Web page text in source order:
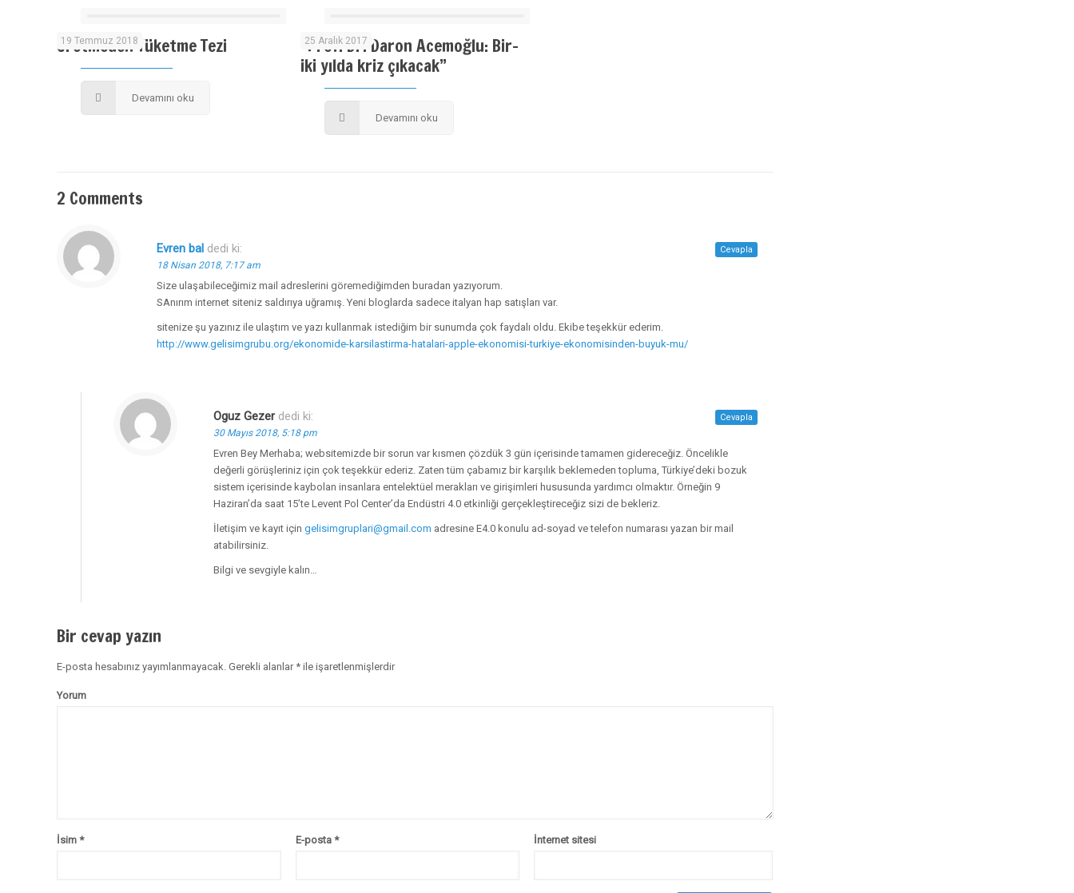
19 Temmuz 2018
Üretmeden Tüketme Tezi
Devamını oku
25 Aralık 2017
”Prof. Dr. Daron Acemoğlu: Bir-
iki yılda kriz çıkacak”
Devamını oku
2 Comments
Evren bal dedi ki:
18 Nisan 2018, 7:17 am
Size ulaşabileceğimiz mail adreslerini göremediğimden buradan yazıyorum.
SAnırım internet siteniz saldırıya uğramış. Yeni bloglarda sadece italyan hap satışları var.
sitenize şu yazınız ile ulaştım ve yazı kullanmak istediğim bir sunumda çok faydalı oldu. Ekibe teşekkür ederim.
http://www.gelisimgrubu.org/ekonomide-karsilastirma-hatalari-apple-ekonomisi-turkiye-ekonomisinden-buyuk-mu/
Cevapla
Oguz Gezer dedi ki:
30 Mayıs 2018, 5:18 pm
Evren Bey Merhaba; websitemizde bir sorun var kısmen çözdük 3 gün içerisinde tamamen gidereceğiz. Öncelikle
değerli görüşleriniz için çok teşekkür ederiz. Zaten tüm çabamız bir karşılık beklemeden topluma, Türkiye’deki bozuk
sistem içerisinde kaybolan insanlara entelektüel merakları ve girişimleri hususunda yardımcı olmaktır. Örneğin 9
Haziran’da saat 15’te Levent Pol Center’da Endüstri 4.0 etkinliği gerçekleştireceğiz sizi de bekleriz.
İletişim ve kayıt içingelisimgruplari@gmail.com adresine E4.0 konulu ad-soyad ve telefon numarası yazan bir mail
atabilirsiniz.
Bilgi ve sevgiyle kalın…
Cevapla
Bir cevap yazın
E-posta hesabınız yayımlanmayacak. Gerekli alanlar * ile işaretlenmişlerdir
Yorum
İsim* E-posta * İnternet sitesi